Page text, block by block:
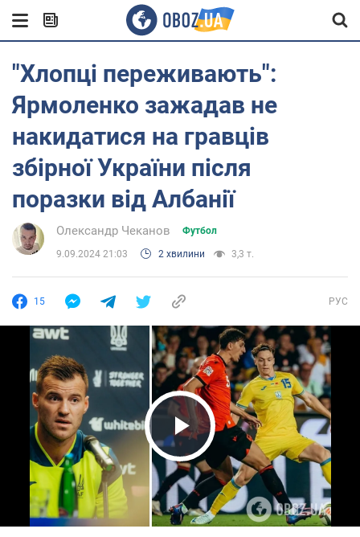
"Хлопці переживають":
Ярмоленко зажадав не
накидатися на гравців
збірної України після
поразки від Албанії
Олександр Чеканов Футбол
9.09.2024 21:03 2 хвилини 3,3 т.
15 РУС
Play Video